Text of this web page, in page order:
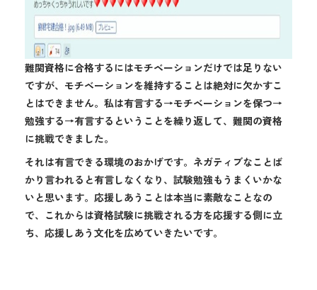
難関資格に合格するにはモチベーションだけでは足りない
ですが、モチベーションを維持することは絶対に欠かすこ
とはできません。私は有言する→モチベーションを保つ→
勉強する→有言するということを繰り返して、難関の資格
に挑戦できました。
それは有言できる環境のおかげです。ネガティブなことば
かり言われると有言しなくなり、試験勉強もうまくいかな
いと思います。応援しあうことは本当に素敵なことなの
で、これからは資格試験に挑戦される方を応援する側に立
ち、応援しあう文化を広めていきたいです。